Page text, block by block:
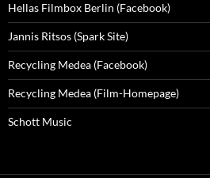
Hellas Filmbox Berlin (Facebook)
Jannis Ritsos (Spark Site)
Recycling Medea (Facebook)
Recycling Medea (Film-Homepage)
Schott Music